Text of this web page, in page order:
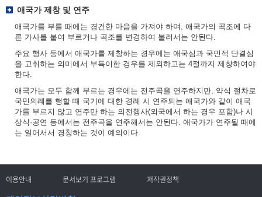
애국가 제창 및 연주
애국가를 부를 때에는 경건한 마음을 가져야 하며, 애국가의 곡조에 다
른 가사를 붙여 부르거나 곡조를 변경하여 불러서는 안된다.
주요 행사 등에서 애국가를 제창하는 경우에는 애국심과 국민적 단결심
을 고취하는 의미에서 부득이한 경우를 제외하고는 4절까지 제창하여야
한다.
애국가는 모두 함께 부르는 경우에는 전주곡을 연주하지만, 약식 절차로
국민의례를 행할 때 국기에 대한 경례 시 연주되는 애국가와 같이 애국
가를 부르지 않고 연주만 하는 의전행사(외국에서 하는 경우 포함)나 시
상식·공연 등에서는 전주곡을 연주해서는 안된다. 애국가가 연주될 때에
는 일어서서 경청하는 것이 예의이다.
이용안내 문서보기 프로그램 저작권정책